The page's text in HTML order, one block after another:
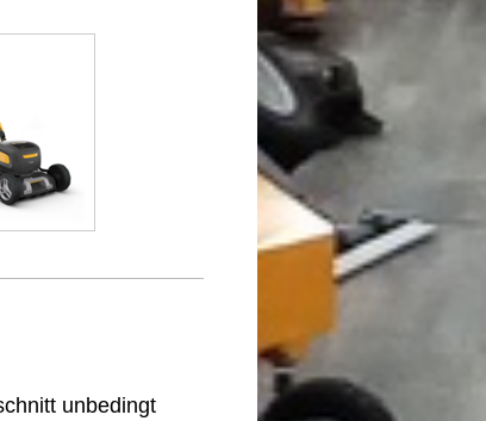
unbedingt